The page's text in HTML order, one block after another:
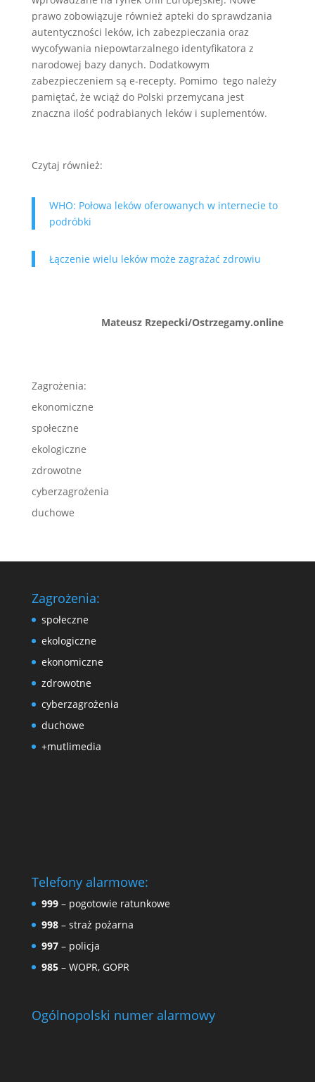
prawo zobowiązuje również apteki do sprawdzania
autentyczności leków, ich zabezpieczania oraz
wycofywania niepowtarzalnego identyfikatora z
narodowej bazy danych. Dodatkowym
zabezpieczeniem są e-recepty. Pomimo tego należy
pamiętać, że wciąż do Polski przemycana jest
znaczna ilość podrabianych leków i suplementów.
Czytaj również:
WHO: Połowa leków oferowanych w internecie to
podróbki
Łączenie wielu leków może zagrażać zdrowiu
Mateusz Rzepecki/Ostrzegamy.online
Zagrożenia:
ekonomiczne
społeczne
ekologiczne
zdrowotne
cyberzagrożenia
duchowe
Zagrożenia:
społeczne
ekologiczne
ekonomiczne
zdrowotne
cyberzagrożenia
duchowe
+mutlimedia
Telefony alarmowe:
999– pogotowie ratunkowe
998– straż pożarna
997– policja
985– WOPR, GOPR
Ogólnopolski numer alarmowy